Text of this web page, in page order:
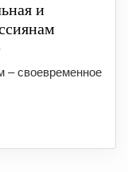
и
– своевременное